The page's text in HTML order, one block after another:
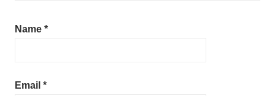
Name *
Email *